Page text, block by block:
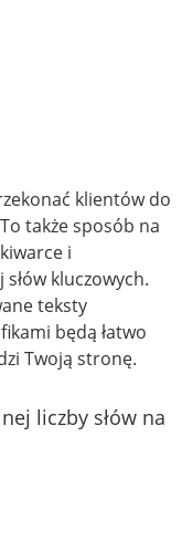
klientów do
także sposób na
i
kluczowych.
teksty
będą łatwo
Twoją stronę.
liczby słów na